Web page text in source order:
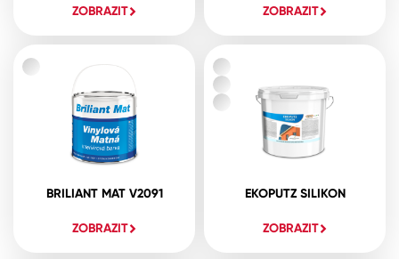
ZOBRAZIT ZOBRAZIT
BRILIANT MAT V2091
ZOBRAZIT
EKOPUTZ SILIKON
ZOBRAZIT